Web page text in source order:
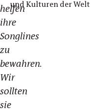
helfen
ihre
Songlines
zu
bewahren.
Wir
sollten
sie
und Kulturen der Welt